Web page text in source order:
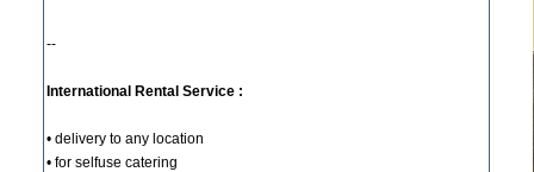
--
International Rental Service :
• delivery to any location
• for selfuse catering